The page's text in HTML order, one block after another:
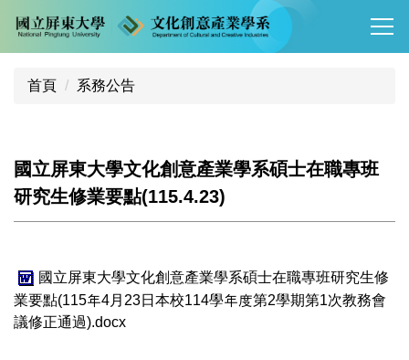
跳
到
主
首頁 系務公告
國立屏東大學文化創意產業學系碩士在職專班
研究生修業要點(115.4.23)
國立屏東大學文化創意產業學系碩士在職專班研究生修
業要點(115年4月23日本校114學年度第2學期第1次教務會
議修正通過).docx